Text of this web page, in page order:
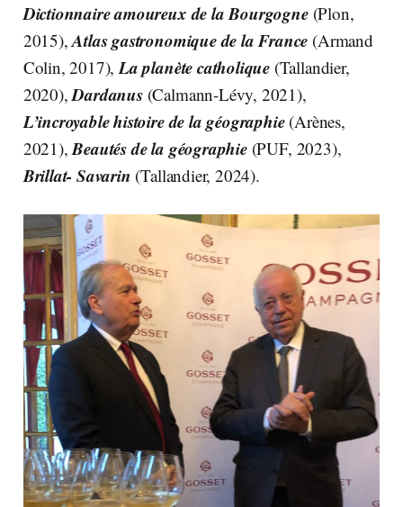
Dictionnaire amoureux de la Bourgogne (Plon,
2015),Atlas gastronomique de la France (Armand
Colin, 2017),La planète catholique (Tallandier,
2020),Dardanus(Calmann-Lévy, 2021),
L’incroyable histoire de la géographie (Arènes,
2021),Beautés de la géographie (PUF, 2023),
Brillat- Savarin (Tallandier, 2024).